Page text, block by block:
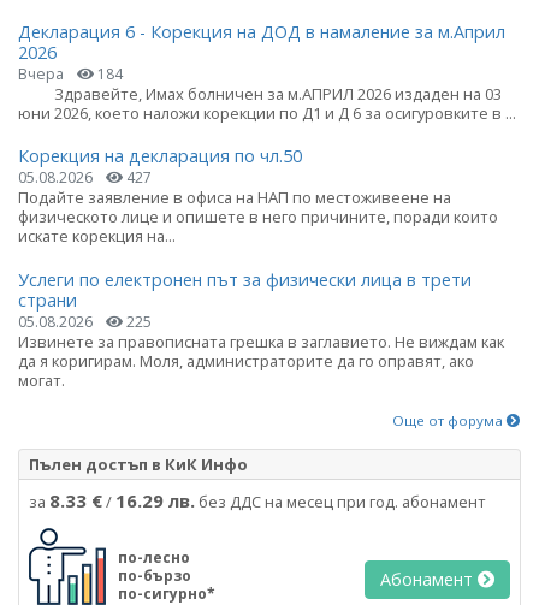
Декларация 6 - Корекция на ДОД в намаление за м.Април
2026
Вчера 184
Здравейте, Имах болничен за м.АПРИЛ 2026 издаден на 03
юни 2026, което наложи корекции по Д1 и Д 6 за осигуровките в ...
Корекция на декларация по чл.50
05.08.2026 427
Подайте заявление в офиса на НАП по местоживеене на
физическото лице и опишете в него причините, поради които
искате корекция на...
Услеги по електронен път за физически лица в трети
страни
05.08.2026 225
Извинете за правописната грешка в заглавието. Не виждам как
да я коригирам. Моля, администраторите да го оправят, ако
могат.
Още от форума
Пълен достъп в КиК Инфо
за 8.33 €/ 16.29 лв. без ДДС на месец при год. абонамент
по-лесно
по-бързо
по-сигурно*
Абонамент